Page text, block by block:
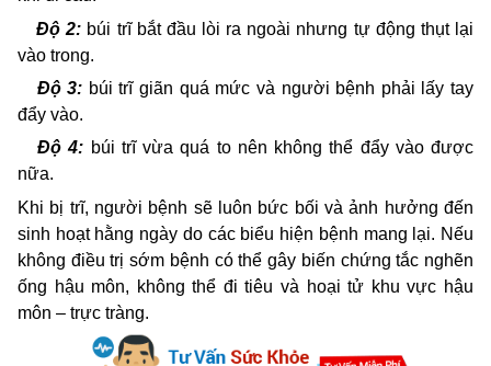
Độ 2: búi trĩ bắt đầu lòi ra ngoài nhưng tự động thụt lại
vào trong.
Độ 3: búi trĩ giãn quá mức và người bệnh phải lấy tay
đẩy vào.
Độ 4: búi trĩ vừa quá to nên không thể đẩy vào được
nữa.
Khi bị trĩ, người bệnh sẽ luôn bức bối và ảnh hưởng đến
sinh hoạt hằng ngày do các biểu hiện bệnh mang lại. Nếu
không điều trị sớm bệnh có thể gây biến chứng tắc nghẽn
ống hậu môn, không thể đi tiêu và hoại tử khu vực hậu
môn – trực tràng.